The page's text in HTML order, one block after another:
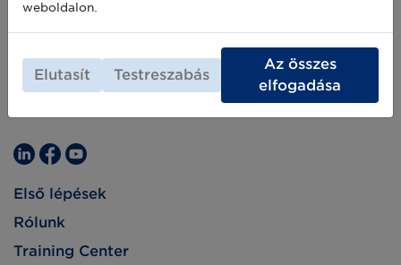
Első lépések
Rólunk
Training Center
weboldalon.
Elutasít Testreszabás
Az összes
elfogadása